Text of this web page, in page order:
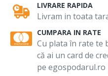
LIVRARE RAPIDA
Livram in toata
CUMPARA IN RATE
Cu plata în rate te
că ai un card de
pe